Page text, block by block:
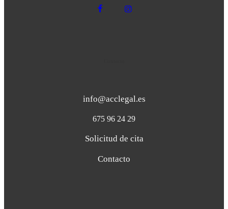
info@acclegal.es
675 96 24 29
Solicitud de cita
Contacto